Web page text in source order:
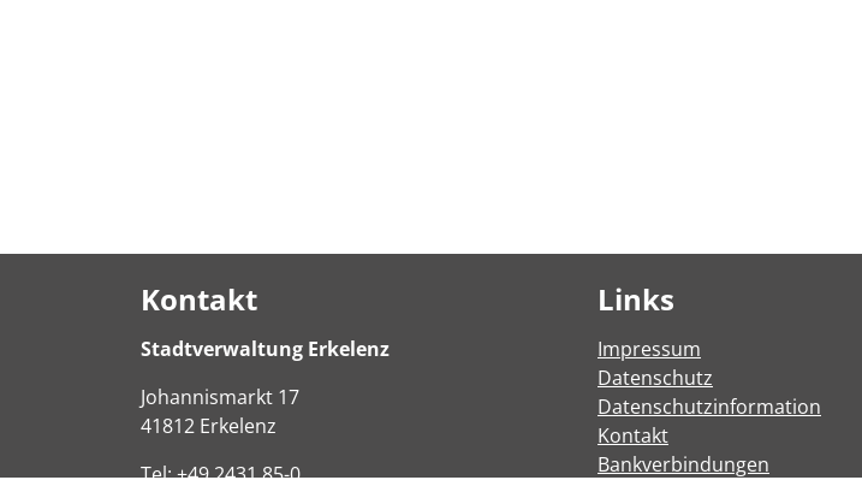
Kontakt
Stadtverwaltung Erkelenz
Johannismarkt 17
41812 Erkelenz
Tel:+49 2431 85-0
Links
Impressum
Datenschutz
Datenschutzinformation
Kontakt
Bankverbindungen